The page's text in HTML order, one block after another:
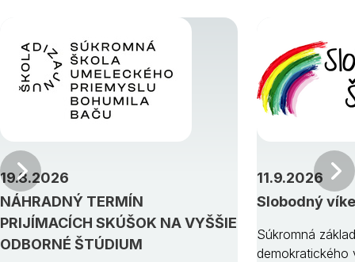
NÁHRADNÝ TERMÍN
PRIJÍMACÍCH SKÚŠOK NA VYŠŠIE
ODBORNÉ ŠTÚDIUM
19.8.2026
Slobodný
11.9.2026
Súkromná
demokratického
Predchádzajúci